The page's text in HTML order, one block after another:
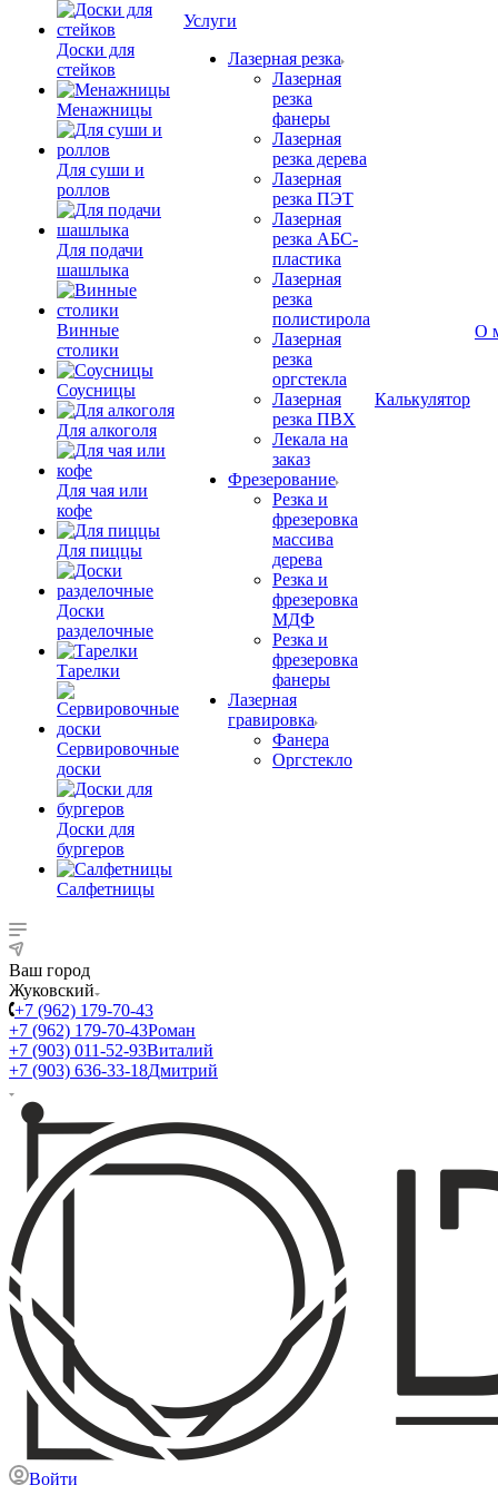
Доски для
стейков
Менажницы
Для суши и
роллов
Для подачи
шашлыка
Винные
столики
Соусницы
Для алкоголя
Для чая или
кофе
Для пиццы
Доски
разделочные
Тарелки
Сервировочные
доски
Доски для
бургеров
Салфетницы
Услуги
Лазерная резка
Лазерная
резка
фанеры
Лазерная
резка дерева
Лазерная
резка ПЭТ
Лазерная
резка АБС-
пластика
Лазерная
резка
полистирола
Лазерная
резка
оргстекла
Лазерная
резка ПВХ
Лекала на
заказ
Фрезерование
Резка и
фрезеровка
массива
дерева
Резка и
фрезеровка
МДФ
Резка и
фрезеровка
фанеры
Лазерная
гравировка
Фанера
Орг­стек­ло
Калькулятор
О
Ваш город
Жуковский
+7 (962) 179-70-43
+7 (962) 179-70-43Роман
+7 (903) 011-52-93Виталий
+7 (903) 636-33-18Дмитрий
Войти